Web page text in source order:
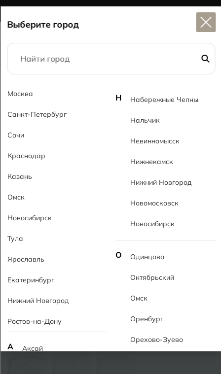
Главная Каталог
60x60
Ониксит светло-серый GL Onyxit Gray Light GL
Выберите город
Москва
Санкт-Петербург
Сочи
Краснодар
Казань
Омск
Новосибирск
Тула
Ярославль
Екатеринбург
Нижний Новгород
Ростов-на-Дону
А Аксай
Н Набережные Челны
Нальчик
Невинномысск
Нижнекамск
Нижний Новгород
Новомосковск
Новосибирск
О Одинцово
Октябрьский
Омск
Оренбург
Орехово-Зуево